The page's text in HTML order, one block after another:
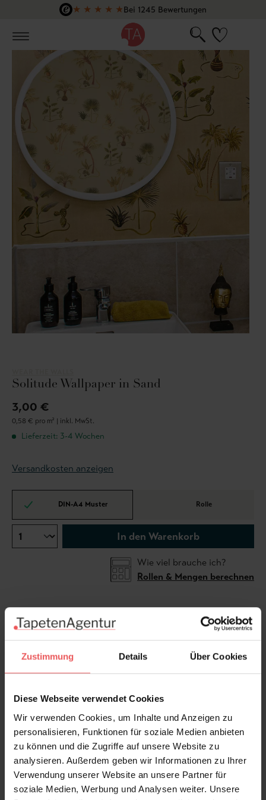
Zustimmung Details Über Cookies
Diese Webseite verwendet Cookies
Wir verwenden Cookies, um Inhalte und Anzeigen zu
personalisieren, Funktionen für soziale Medien anbieten
zu können und die Zugriffe auf unsere Website zu
analysieren. Außerdem geben wir Informationen zu Ihrer
Verwendung unserer Website an unsere Partner für
soziale Medien, Werbung und Analysen weiter. Unsere
Zum Hauptinhalt springen
★ ★ ★ ★ ★Bei 1245 Bewertungen
Solitude Wallpaper in Sand
3,00 €
0,58 € pro m² | inkl. MwSt.
Lieferzeit: 3-4 Wochen
Versandkosten anzeigen
DIN-A4 Muster Rolle
In den Warenkorb
Wie viel brauche ich?
Rollen & Mengen berechnen
Solitude Tapete in Soft-Sand. Solitude erinnert an
Tage an einem warmen Strand, eine sanfte Brise, ein
gutes Buch, es soll Sie an einen glücklichen Ort der
Ruhe und Gelassenheit bringen. Solitude ist in
und zeigt eine Reihe von tropischen Palmen, die in das
goldene Licht des Sonnenuntergangs getaucht sind.
Dieser Druck erinnert uns stark an ein Strandhaus auf
Bali. Kombinieren Sie ihn mit getrockneten Palmen
und Pampasgras für einen kompletten Look.
Produktdetails